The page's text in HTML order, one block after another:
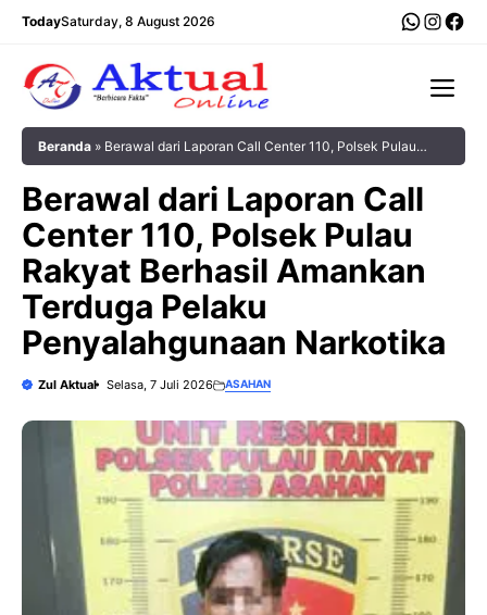
Langsung
TodaySaturday, 8 August 2026
Beranda » Berawal dari Laporan Call Center 110, Polsek Pulau
Narkotika
Berawal dari Laporan Call
Center 110, Polsek Pulau
Rakyat Berhasil Amankan
Terduga Pelaku
Penyalahgunaan Narkotika
Zul Aktual Selasa, 7 Juli 2026 ASAHAN